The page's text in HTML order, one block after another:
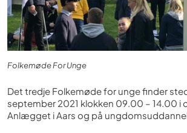
Folkemøde For Unge
Det tredje Folkemøde for unge finder
september 2021 klokken 09.00 – 14.00 i
Anlægget i Aars og på